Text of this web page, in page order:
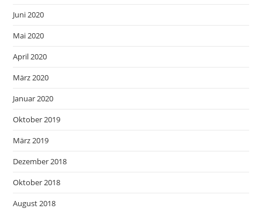
Juni 2020
Mai 2020
April 2020
März 2020
Januar 2020
Oktober 2019
März 2019
Dezember 2018
Oktober 2018
August 2018